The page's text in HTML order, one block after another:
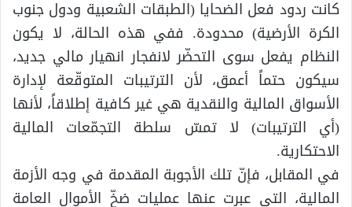
كانت ردود فعل الضحايا (الطبقات الشعبية ودول جنوب
الكرة الأرضية) محدودة. ففي هذه الحالة، لا يكون
النظام يفعل سوى التحضّر لانفجار انهيار مالي جديد،
سيكون حتماً أعمق، لأن الترتيبات المتوقّعة لإدارة
الأسواق المالية والنقدية هي غير كافية إطلاقاً، لأنها
(أي الترتيبات) لا تمسّ سلطة التجمّعات المالية
الاحتكارية.
في المقابل، فإنّ تلك الأجوبة المقدمة في وجه الأزمة
المالية، التي عبرت عنها عمليات ضخّ الأموال العامة